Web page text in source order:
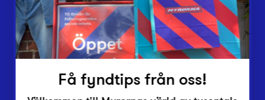
Inlämningsplatser
Om Myrorna
Lediga jobb
Pressrum
Få fyndtips från oss!